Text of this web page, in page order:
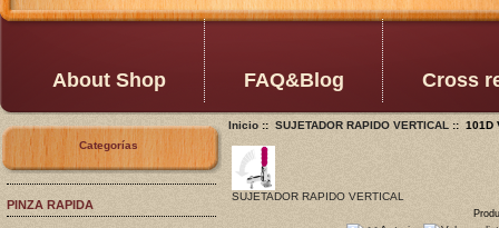
About Shop FAQ&Blog Cross
Categorías
PINZA RAPIDA
Inicio:: SUJETADOR RAPIDO VERTICAL:: 101D
SUJETADOR RAPIDO VERTICAL